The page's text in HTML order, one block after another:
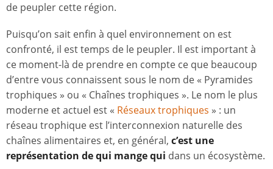
de peupler cette région.
Puisqu’on sait enfin à quel environnement on est
confronté, il est temps de le peupler. Il est important à
ce moment-là de prendre en compte ce que beaucoup
d’entre vous connaissent sous le nom de « Pyramides
trophiques » ou « Chaînes trophiques ». Le nom le plus
moderne et actuel est « Réseaux trophiques » : un
réseau trophique est l’interconnexion naturelle des
chaînes alimentaires et, en général, c’est une
représentation de qui mange qui dans un écosystème.